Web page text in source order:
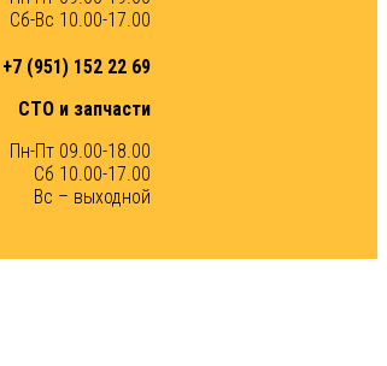
Сб-Вс 10.00-17.00
+7 (951) 152 22 69
СТО и запчасти
Пн-Пт 09.00-18.00
Сб 10.00-17.00
Вс – выходной